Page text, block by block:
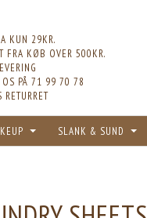
KUN 29KR.
FRA KØB OVER 500KR.
OS PÅ 71 99 70 78
RETURRET
SLANK & SUND